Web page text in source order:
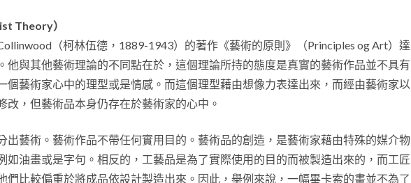
Theory）
（柯林伍德，1889-1943）的著作《藝術的原則》（Principles og Art）達
他與其他藝術理論的不同點在於，這個理論所持的態度是真實的藝術作品並不具有
個藝術家心中的理型或是情感。而這個理型藉由想像力表達出來，而經由藝術家以
改，但藝術品本身仍存在於藝術家的心中。
出藝術。藝術作品不帶任何實用目的。藝術品的創造，是藝術家藉由特殊的媒介物
如油畫或是字句。相反的，工藝品是為了實際使用的目的而被製造出來的，而工匠
們比較偏重於將成品依設計製造出來。因此，舉例來說，一幅畢卡索的畫並不為了